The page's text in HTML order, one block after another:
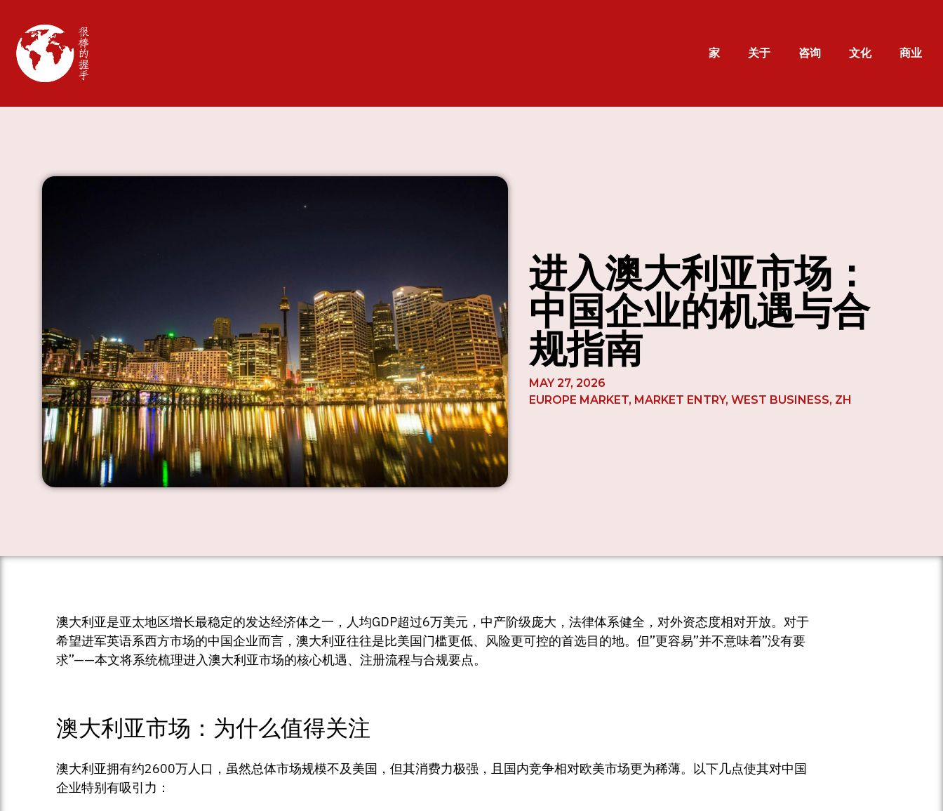
家 关于 咨询 文化 商业
进入澳大利亚市场：
中国企业的机遇与合
规指南
MAY 27, 2026
EUROPE MARKET, MARKET ENTRY,WEST BUSINESS, ZH
澳大利亚是亚太地区增长最稳定的发达经济体之一，人均GDP超过6万美元，中产阶级庞大，法律体系健全，对外资态度相对开放。对于
希望进军英语系西方市场的中国企业而言，澳大利亚往往是比美国门槛更低、风险更可控的首选目的地。但”更容易”并不意味着”没有要
求”——本文将系统梳理进入澳大利亚市场的核心机遇、注册流程与合规要点。
澳大利亚市场：为什么值得关注
澳大利亚拥有约2600万人口，虽然总体市场规模不及美国，但其消费力极强，且国内竞争相对欧美市场更为稀薄。以下几点使其对中国
企业特别有吸引力：